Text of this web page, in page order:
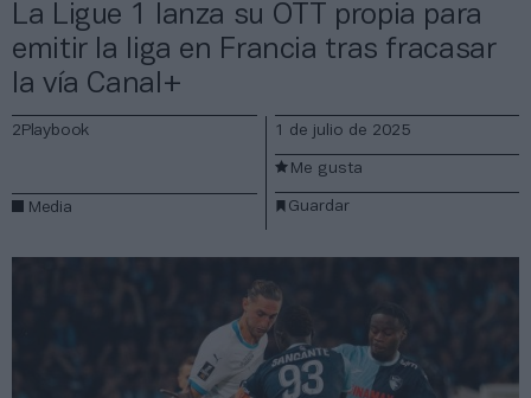
La Ligue 1 lanza su OTT propia para
emitir la liga en Francia tras fracasar
la vía Canal+
2Playbook
Media
1 de julio de 2025
Guardar
Me gusta